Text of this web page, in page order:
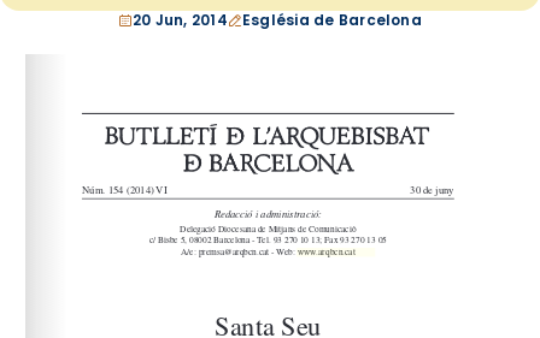
20 Jun, 2014 Església de Barcelona
arqbcn.cat - Web: www.arqbcn.cat